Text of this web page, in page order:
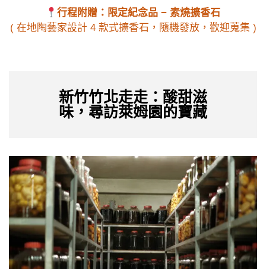
行程附贈：限定紀念品 − 素燒擴香石
( 在地陶藝家設計 4 款式擴香石，隨機發放，歡迎蒐集 )
新竹竹北走走：酸甜滋
味，尋訪萊姆園的寶藏